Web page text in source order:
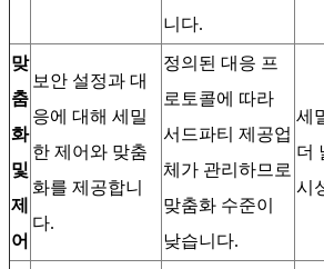
니다.
맞
춤
화
및
제
어
보안 설정과 대
응에 대해 세밀
한 제어와 맞춤
화를 제공합니
다.
정의된 대응 프
로토콜에 따라
서드파티 제공업
체가 관리하므로
맞춤화 수준이
낮습니다.
세
더
시